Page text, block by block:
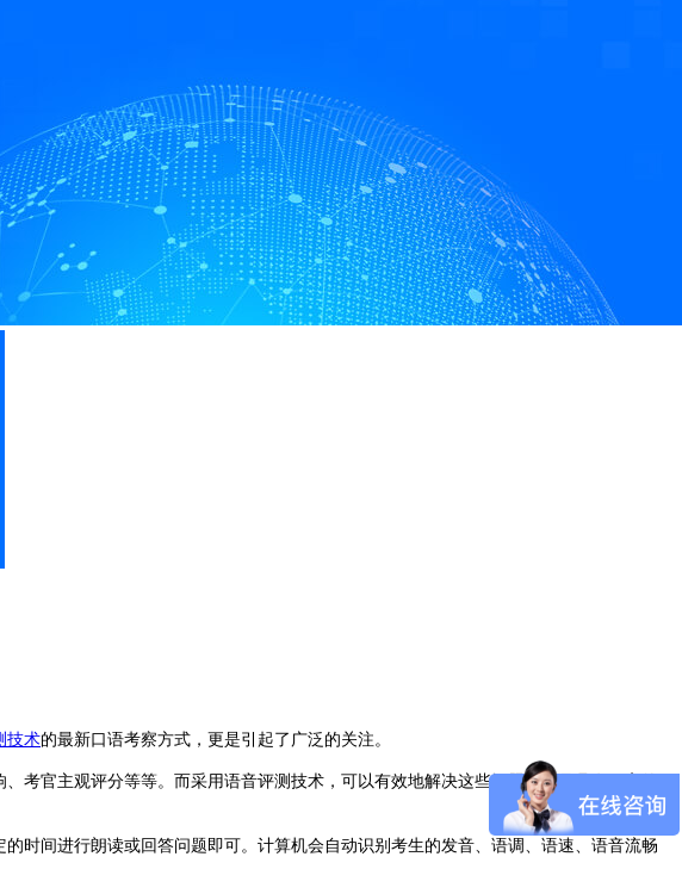
技术的最新口语考察方式，更是引起了广泛的关注。
考官主观评分等等。而采用语音评测技术，可以有效地解决这些问题，并且具有更高的
时间进行朗读或回答问题即可。计算机会自动识别考生的发音、语调、语速、语音流畅